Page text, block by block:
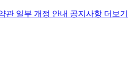
관 일부 개정 안내 공지사항 더보기